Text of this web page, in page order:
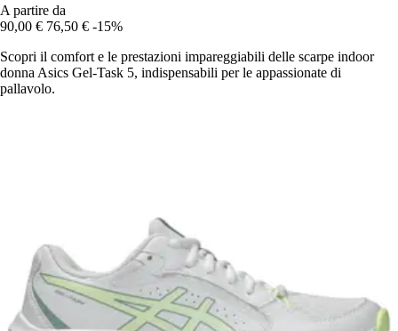
A partire da
90,00 € 76,50 € -15%
Scopri il comfort e le prestazioni impareggiabili delle scarpe indoor
donna Asics Gel-Task 5, indispensabili per le appassionate di
pallavolo.